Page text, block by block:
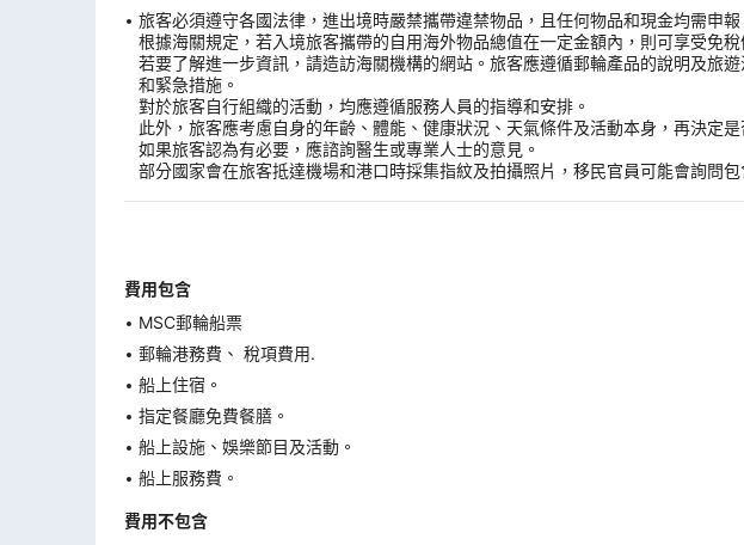
旅客必須遵守各國法律，進出境時嚴禁攜帶違禁物品，且任何物品和現金均需申報
根據海關規定，若入境旅客攜帶的自用海外物品總值在一定金額內，則可享受免
若要了解進一步資訊，請造訪海關機構的網站。旅客應遵循郵輪產品的說明及旅
和緊急措施。
對於旅客自行組織的活動，均應遵循服務人員的指導和安排。
此外，旅客應考慮自身的年齡、體能、健康狀況、天氣條件及活動本身，再決定
如果旅客認為有必要，應諮詢醫生或專業人士的意見。
部分國家會在旅客抵達機場和港口時採集指紋及拍攝照片，移民官員可能會詢問
費用包含
MSC郵輪船票
郵輪港務費、 稅項費用.
船上住宿。
指定餐廳免費餐膳。
船上設施、娛樂節目及活動。
船上服務費。
費用不包含